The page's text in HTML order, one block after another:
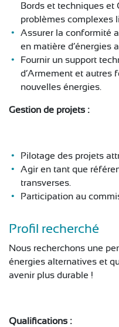
Bords et techniques et
problèmes complexes
Assurer la conformité
en matière d’énergies
Fournir un support
d’Armement et autres
nouvelles énergies.
Gestion de projets :
Pilotage des projets
Agir en tant que
transverses.
Participation au
Profil recherché
Nous recherchons une
énergies alternatives et
avenir plus durable !
Qualifications :